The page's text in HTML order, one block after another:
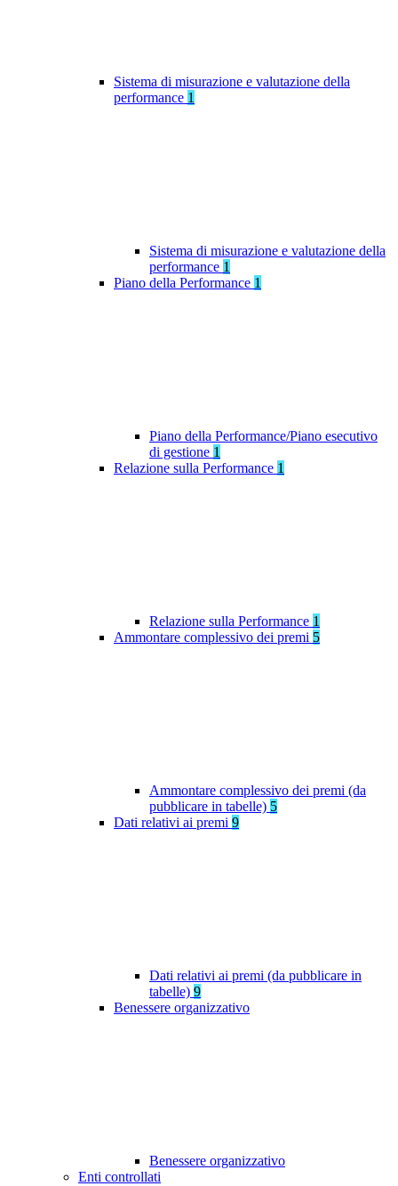
Sistema di misurazione e valutazione della
performance 1
Sistema di misurazione e valutazione della
performance 1
Piano della Performance 1
Piano della Performance/Piano esecutivo
di gestione 1
Relazione sulla Performance 1
Relazione sulla Performance 1
Ammontare complessivo dei premi 5
Ammontare complessivo dei premi (da
pubblicare in tabelle) 5
Dati relativi ai premi 9
Dati relativi ai premi (da pubblicare in
tabelle) 9
Benessere organizzativo
Benessere organizzativo
Enti controllati